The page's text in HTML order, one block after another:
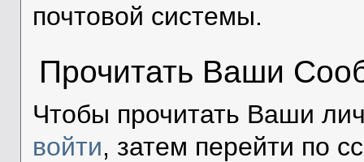
почтовой системы.
Прочитать Ваши
Чтобы прочитать Ваши
войти, затем перейти по